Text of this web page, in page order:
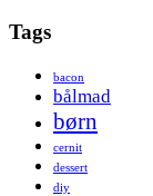
Tags
bacon
bålmad
børn
cernit
dessert
diy